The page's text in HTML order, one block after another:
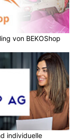
von BEKOShop
individuelle